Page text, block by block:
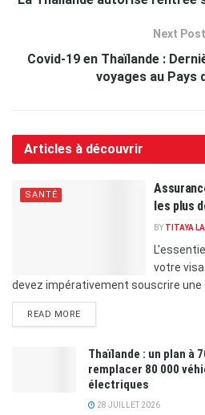
Next Post
Covid-19 en Thaïlande :
voyages au Pays
Articles à découvrir
SANTÉ
les plus
BY TITAYA
votre visa
devez impérativement souscrire une
READ MORE
Thaïlande : un plan à
remplacer 80 000
électriques
28 JUILLET 2026